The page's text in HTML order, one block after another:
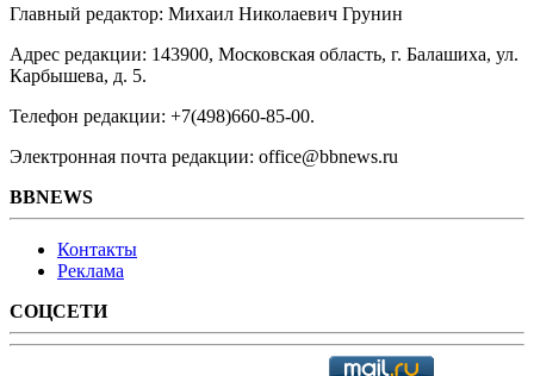
Главный редактор: Михаил Николаевич Грунин
Адрес редакции: 143900, Московская область, г. Балашиха, ул.
Карбышева, д. 5.
Телефон редакции: +7(498)660-85-00.
Электронная почта редакции: office@bbnews.ru
BBNEWS
Контакты
Реклама
СОЦСЕТИ